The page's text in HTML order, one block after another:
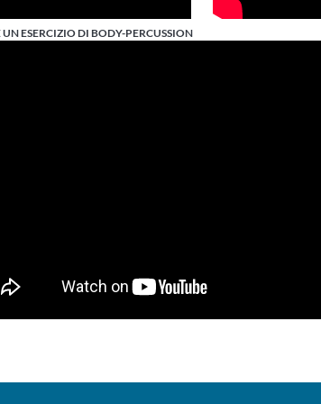
UN ESERCIZIO DI BODY-PERCUSSION